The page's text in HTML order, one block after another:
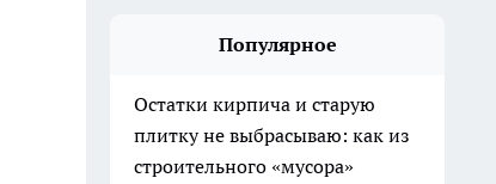
Популярное
Остатки кирпича и старую
плитку не выбрасываю: как из
строительного «мусора»